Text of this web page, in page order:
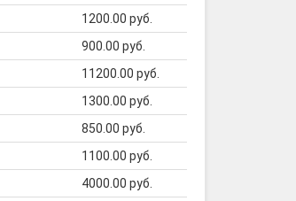
1200.00 руб.
900.00 руб.
11200.00 руб.
1300.00 руб.
850.00 руб.
1100.00 руб.
4000.00 руб.